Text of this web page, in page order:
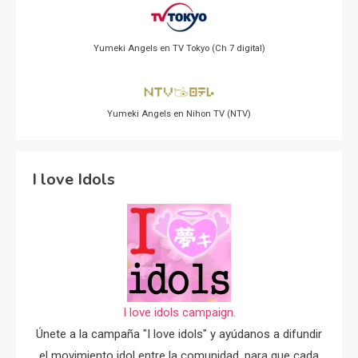
Yumeki Angels en TV Tokyo (Ch 7 digital)
Yumeki Angels en Nihon TV (NTV)
I love Idols
I love idols campaign.
Únete a la campaña "I love idols" y ayúdanos a difundir